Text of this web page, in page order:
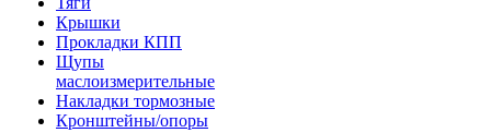
Крышки
Прокладки КПП
Щупы
маслоизмерительные
Накладки тормозные
Кронштейны/опоры